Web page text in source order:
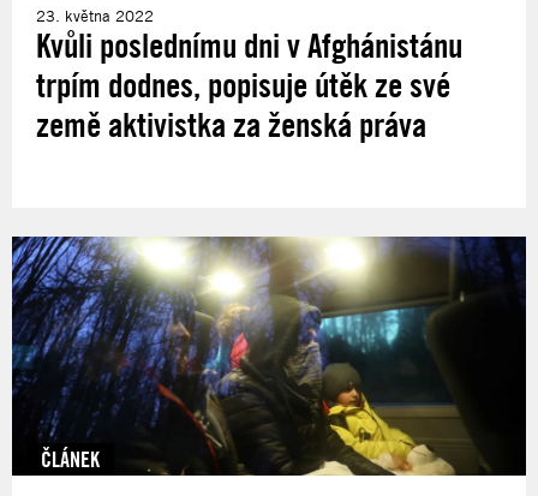
23. května 2022
Kvůli poslednímu dni v Afghánistánu
trpím dodnes, popisuje útěk ze své
země aktivistka za ženská práva
ČLÁNEK